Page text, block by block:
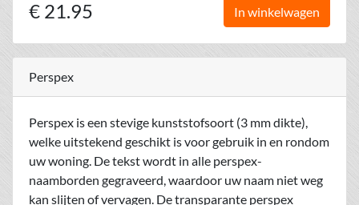
€ 21.95 In winkelwagen
Perspex
Perspex is een stevige kunststofsoort (3 mm dikte),
welke uitstekend geschikt is voor gebruik in en rondom
uw woning. De tekst wordt in alle perspex-
naamborden gegraveerd, waardoor uw naam niet weg
kan slijten of vervagen. De transparante perspex